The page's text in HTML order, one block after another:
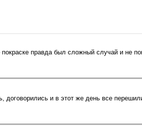
правда был сложный случай и не
и в этот же день все